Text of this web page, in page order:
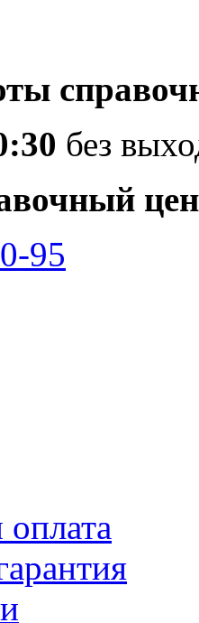
без
95